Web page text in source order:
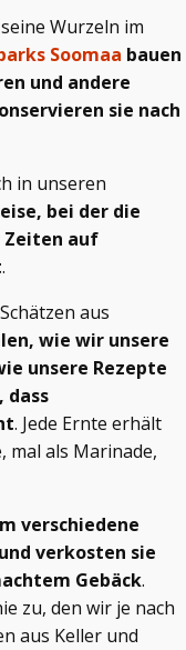
Wurzeln im
Soomaa bauen
und andere
sie nach
in unseren
bei der die
Zeiten auf
.
aus
wie wir unsere
unsere Rezepte
dass
. Jede Ernte erhält
mal als Marinade,
verschiedene
verkosten sie
Gebäck.
zu, den wir je nach
aus Keller und